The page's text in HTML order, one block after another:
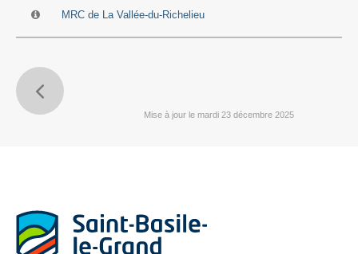
MRC de La Vallée-du-Richelieu
Mise à jour le mardi 23 décembre 2025